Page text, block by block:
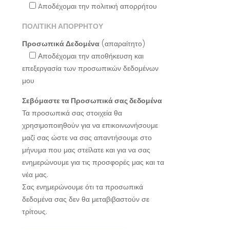
Aποδέχομαι την πολιτική απορρήτου
ΠΟΛΙΤΙΚΗ ΑΠΟΡΡΗΤΟΥ
Προσωπικά Δεδομένα(απαραίτητο)
Αποδέχομαι την αποθήκευση και
επεξεργασία των προσωπικών δεδομένων
μου
Σεβόμαστε τα Προσωπικά σας δεδομένα
Τα προσωπικά σας στοιχεία θα
χρησιμοποιηθούν για να επικοινωνήσουμε
μαζί σας ώστε να σας απαντήσουμε στο
μήνυμα που μας στείλατε και για να σας
ενημερώνουμε για τις προσφορές μας και τα
νέα μας.
Σας ενημερώνουμε ότι τα προσωπικά
δεδομένα σας δεν θα μεταβιβαστούν σε
τρίτους.